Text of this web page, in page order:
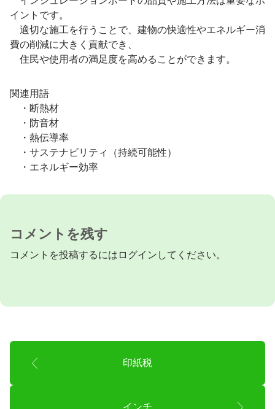
イントです。
適切な施工を行うことで、建物の快適性やエネルギー消
費の削減に大きく貢献でき、
住民や使用者の満足度を高めることができます。
関連用語
・断熱材
・防音材
・熱伝導率
・サステナビリティ（持続可能性）
・エネルギー効率
コメントを残す
コメントを投稿するには ログイン してください。
印紙税
インチ